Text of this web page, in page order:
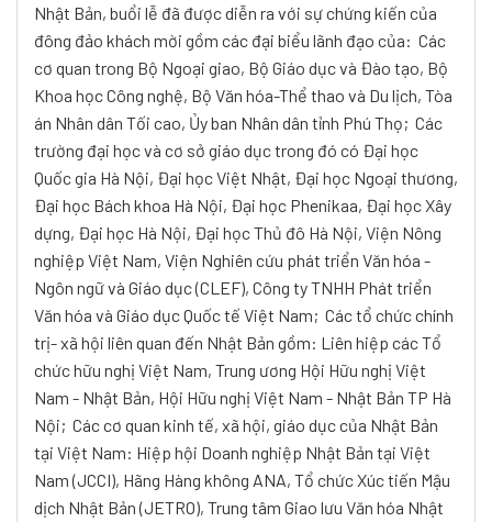
Nhật Bản, buổi lễ đã được diễn ra với sự chứng kiến của
đông đảo khách mời gồm các đại biểu lãnh đạo của: Các
cơ quan trong Bộ Ngoại giao, Bộ Giáo dục và Đào tạo, Bộ
Khoa học Công nghệ, Bộ Văn hóa-Thể thao và Du lịch, Tòa
án Nhân dân Tối cao, Ủy ban Nhân dân tỉnh Phú Thọ; Các
trường đại học và cơ sở giáo dục trong đó có Đại học
Quốc gia Hà Nội, Đại học Việt Nhật, Đại học Ngoại thương,
Đại học Bách khoa Hà Nội, Đại học Phenikaa, Đại học Xây
dựng, Đại học Hà Nội, Đại học Thủ đô Hà Nội, Viện Nông
nghiệp Việt Nam, Viện Nghiên cứu phát triển Văn hóa -
Ngôn ngữ và Giáo dục (CLEF), Công ty TNHH Phát triển
Văn hóa và Giáo dục Quốc tế Việt Nam; Các tổ chức chính
trị- xã hội liên quan đến Nhật Bản gồm: Liên hiệp các Tổ
chức hữu nghị Việt Nam, Trung ương Hội Hữu nghị Việt
Nam - Nhật Bản, Hội Hữu nghị Việt Nam - Nhật Bản TP Hà
Nội; Các cơ quan kinh tế, xã hội, giáo dục của Nhật Bản
tại Việt Nam: Hiệp hội Doanh nghiệp Nhật Bản tại Việt
Nam (JCCI), Hãng Hàng không ANA, Tổ chức Xúc tiến Mậu
dịch Nhật Bản (JETRO), Trung tâm Giao lưu Văn hóa Nhật